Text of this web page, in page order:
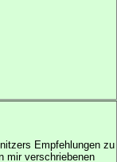
Empfehlungen zu
mir verschriebenen